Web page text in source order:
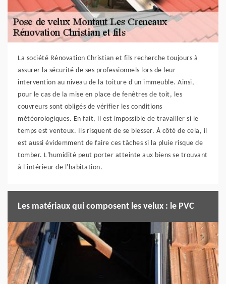
La société Rénovation Christian et fils recherche toujours à
assurer la sécurité de ses professionnels lors de leur
intervention au niveau de la toiture d'un immeuble. Ainsi,
pour le cas de la mise en place de fenêtres de toit, les
couvreurs sont obligés de vérifier les conditions
météorologiques. En fait, il est impossible de travailler si le
temps est venteux. Ils risquent de se blesser. À côté de cela, il
est aussi évidemment de faire ces tâches si la pluie risque de
tomber. L'humidité peut porter atteinte aux biens se trouvant
à l'intérieur de l'habitation.
Les matériaux qui composent les velux : le PVC